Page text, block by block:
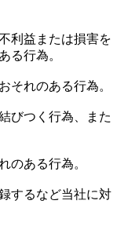
利益または損害を
る行為。
それのある行為。
びつく行為、また
のある行為。
するなど当社に対